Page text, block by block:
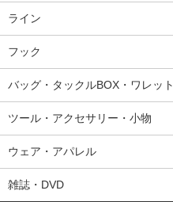
ライン
フック
バッグ・タックルBOX・ワレット
ツール・アクセサリー・小物
ウェア・アパレル
雑誌・DVD